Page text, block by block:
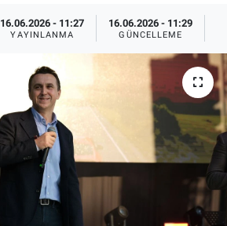
16.06.2026 - 11:27
YAYINLANMA
16.06.2026 - 11:29
GÜNCELLEME